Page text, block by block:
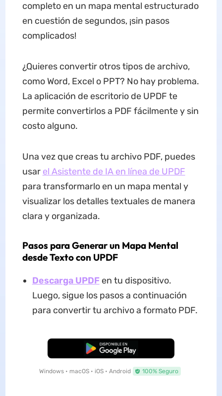
completo en un mapa mental estructurado
en cuestión de segundos, ¡sin pasos
complicados!
¿Quieres convertir otros tipos de archivo,
como Word, Excel o PPT? No hay problema.
La aplicación de escritorio de UPDF te
permite convertirlos a PDF fácilmente y sin
costo alguno.
Una vez que creas tu archivo PDF, puedes
usar el Asistente de IA en línea de UPDF
para transformarlo en un mapa mental y
visualizar los detalles textuales de manera
clara y organizada.
Pasos para Generar un Mapa Mental
desde Texto con UPDF
Descarga UPDFen tu dispositivo.
Luego, sigue los pasos a continuación
para convertir tu archivo a formato PDF.
Descarga Gratuita
Windows • macOS • iOS • Android 100% Seguro